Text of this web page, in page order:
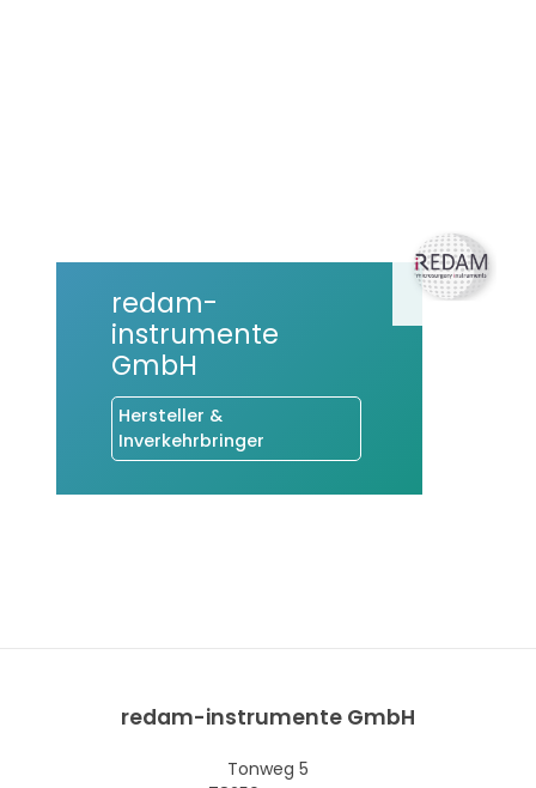
redam-
instrumente
GmbH
Hersteller &
Inverkehrbringer
redam-instrumente GmbH
Tonweg 5